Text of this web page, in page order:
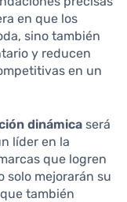
en que los
sino también
y reducen
en un
dinámica será
líder en la
que logren
solo mejorarán su
también